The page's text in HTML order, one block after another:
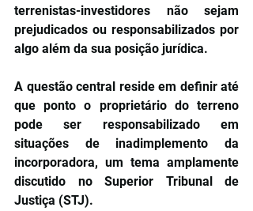
terrenistas-investidores não sejam
prejudicados ou responsabilizados por
algo além da sua posição jurídica.
A questão central reside em definir até
que ponto o proprietário do terreno
pode ser responsabilizado em
situações de inadimplemento da
incorporadora, um tema amplamente
discutido no Superior Tribunal de
Justiça (STJ).